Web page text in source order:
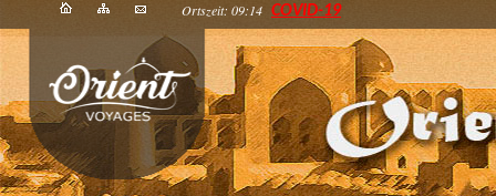
Ortszeit: 09:14 COVID-19